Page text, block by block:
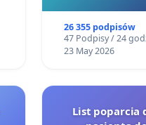
26 355 podpisów
47 Podpisy / 24
23 May 2026
List poparcia